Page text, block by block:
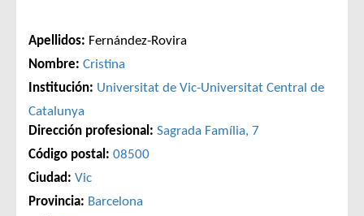
Apellidos: Fernández-Rovira
Nombre: Cristina
Institución: Universitat de Vic-Universitat Central de
Catalunya
Dirección profesional: Sagrada Família, 7
Código postal: 08500
Ciudad: Vic
Provincia: Barcelona